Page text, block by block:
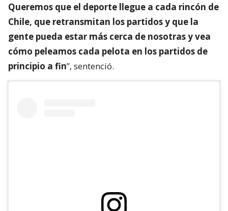
Queremos que el deporte llegue a cada rincón de
Chile, que retransmitan los partidos y que la
gente pueda estar más cerca de nosotras y vea
cómo peleamos cada pelota en los partidos de
principio a fin”, sentenció.